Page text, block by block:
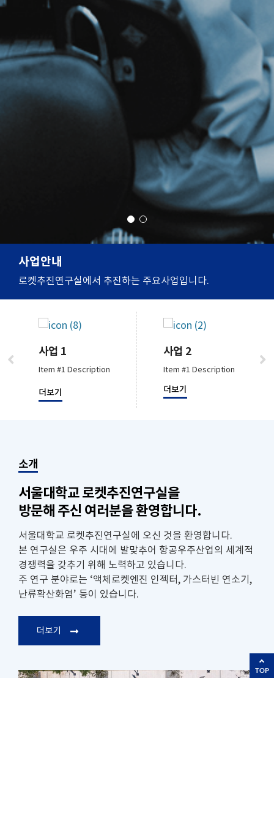
사업안내
로켓추진연구실에서 추진하는 주요사업입니다.
사업 1
Item #1 Description
더보기
사업 2
Item #1 Description
더보기
소개
서울대학교 로켓추진연구실을
방문해 주신 여러분을 환영합니다.
서울대학교 로켓추진연구실에 오신 것을 환영합니다.
본 연구실은 우주 시대에 발맞추어 항공우주산업의 세계적
경쟁력을 갖추기 위해 노력하고 있습니다.
주 연구 분야로는 ‘액체로켓엔진 인젝터, 가스터빈 연소기,
난류확산화염’ 등이 있습니다.
더보기
TOP